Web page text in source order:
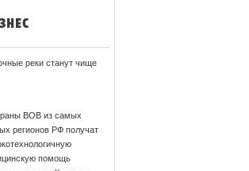
реки станут чище
ВОВ из самых
регионов РФ получат
помощь